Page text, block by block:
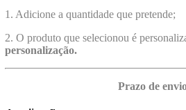
1. Adicione a quantidade que pretende;
2. O produto que selecionou é
personalização.
Prazo de